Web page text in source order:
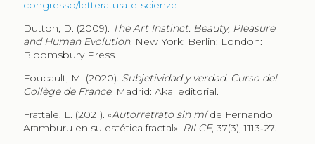
congresso/letteratura-e-scienze
Dutton, D. (2009). The Art Instinct. Beauty, Pleasure
and Human Evolution. New York; Berlin; London:
Bloomsbury Press.
Foucault, M. (2020). Subjetividad y verdad. Curso del
Collège de France. Madrid: Akal editorial.
Frattale, L. (2021). «Autorretrato sin míde Fernando
Aramburu en su estética fractal». RILCE, 37(3), 1113‑27.